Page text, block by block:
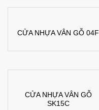
CỬA NHỰA VÂN GỖ 04F
CỬA NHỰA VÂN GỖ
SK15C